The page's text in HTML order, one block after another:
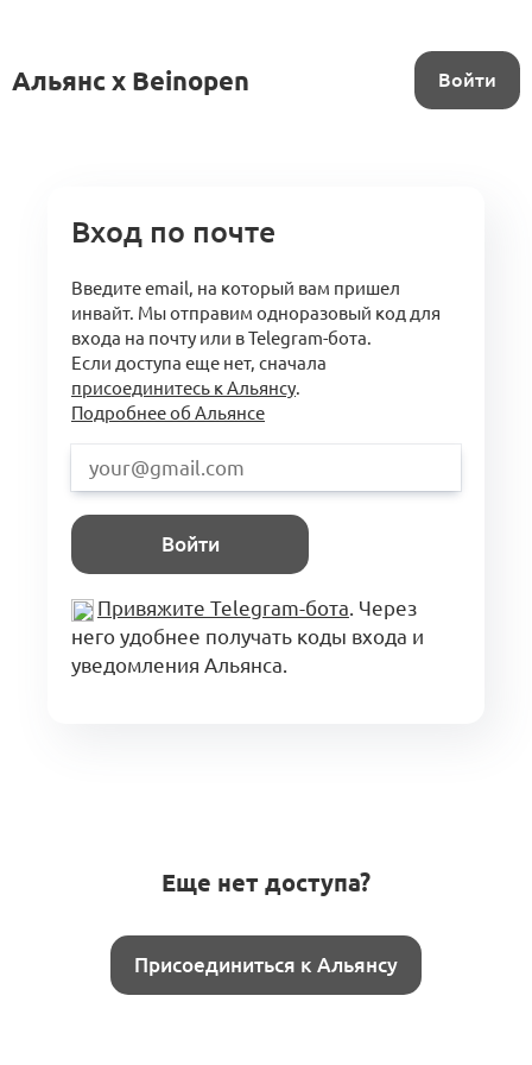
Альянс x Beinopen Войти
Вход по почте
Введите email, на который вам пришел
инвайт. Мы отправим одноразовый код для
входа на почту или в Telegram-бота.
Если доступа еще нет, сначала
присоединитесь к Альянсу.
Подробнее об Альянсе
Войти
Привяжите Telegram-бота. Через
него удобнее получать коды входа и
уведомления Альянса.
Еще нет доступа?
Присоединиться к Альянсу